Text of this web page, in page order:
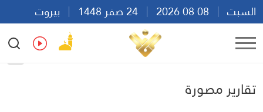
السبت
بيروت
00:22
Ar
تقارير مصورة